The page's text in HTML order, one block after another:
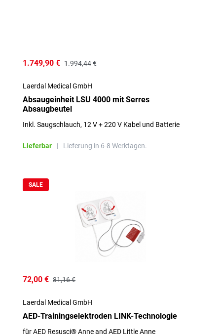
1.749,90 € 1.994,44 €
Laerdal Medical GmbH
Absaugeinheit LSU 4000 mit Serres
Absaugbeutel
Inkl. Saugschlauch, 12 V + 220 V Kabel und Batterie
Lieferbar | Lieferung in 6-8 Werktagen.
SALE
72,00 € 81,16 €
Laerdal Medical GmbH
AED-Trainingselektroden LINK-Technologie
für AED Resusci® Anne and AED Little Anne